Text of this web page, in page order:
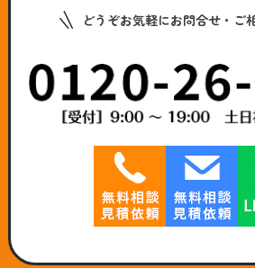
どうぞお気軽にお問合せ・ご